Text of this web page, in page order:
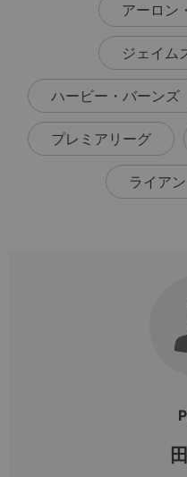
アーロン
ジェイム
ハービー・バーンズ
プレミアリーグ
ライア